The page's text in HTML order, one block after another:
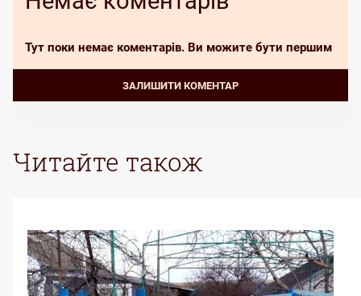
Тут поки немає коментарів. Ви можите бути першим
ЗАЛИШИТИ КОМЕНТАР
Залишити коментар
ласка увійдіть в свій аккаунт, або зареєструйтеся.
Читайте також